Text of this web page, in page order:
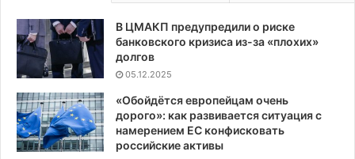
В ЦМАКП предупредили о риске
банковского кризиса из-за «плохих»
долгов
05.12.2025
«Обойдётся европейцам очень
дорого»: как развивается ситуация с
намерением ЕС конфисковать
российские активы